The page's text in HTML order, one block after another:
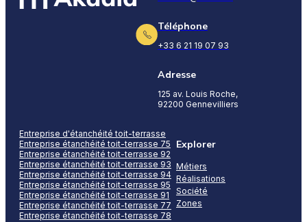
Téléphone
+33 6 21 19 07 93
Adresse
125 av. Louis Roche,
92200 Gennevilliers
Entreprise d'étanchéité toit-terrasse
Entreprise étanchéité toit-terrasse 75
Entreprise étanchéité toit-terrasse 92
Entreprise étanchéité toit-terrasse 93
Entreprise étanchéité toit-terrasse 94
Entreprise étanchéité toit-terrasse 95
Entreprise étanchéité toit-terrasse 91
Entreprise étanchéité toit-terrasse 77
Entreprise étanchéité toit-terrasse 78
Explorer
Métiers
Réalisations
Société
Zones